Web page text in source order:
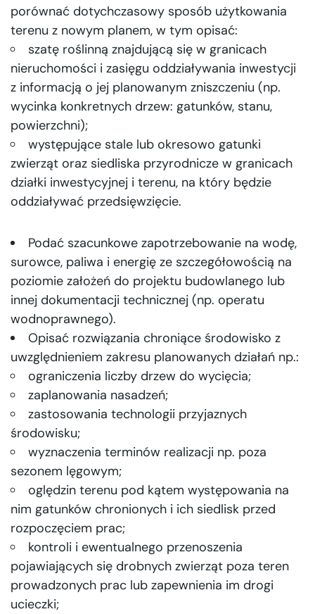
porównać dotychczasowy sposób użytkowania
terenu z nowym planem, w tym opisać:
szatę roślinną znajdującą się w granicach
nieruchomości i zasięgu oddziaływania inwestycji
z informacją o jej planowanym zniszczeniu (np.
wycinka konkretnych drzew: gatunków, stanu,
powierzchni);
występujące stale lub okresowo gatunki
zwierząt oraz siedliska przyrodnicze w granicach
działki inwestycyjnej i terenu, na który będzie
oddziaływać przedsięwzięcie.
Podać szacunkowe zapotrzebowanie na wodę,
surowce, paliwa i energię ze szczegółowością na
poziomie założeń do projektu budowlanego lub
innej dokumentacji technicznej (np. operatu
wodnoprawnego).
Opisać rozwiązania chroniące środowisko z
uwzględnieniem zakresu planowanych działań np.:
ograniczenia liczby drzew do wycięcia;
zaplanowania nasadzeń;
zastosowania technologii przyjaznych
środowisku;
wyznaczenia terminów realizacji np. poza
sezonem lęgowym;
oględzin terenu pod kątem występowania na
nim gatunków chronionych i ich siedlisk przed
rozpoczęciem prac;
kontroli i ewentualnego przenoszenia
pojawiających się drobnych zwierząt poza teren
prowadzonych prac lub zapewnienia im drogi
ucieczki;